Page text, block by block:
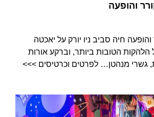
והופעה
חיה סביב ניו יורק על יאכטה
הלהקות הטובות ביותר, וברקע אורות
גשרי מנהטן… לפרטים וכרטיסים >>>